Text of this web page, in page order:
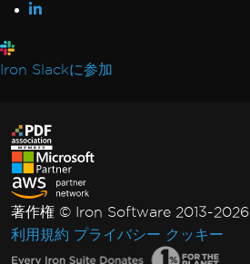
Iron Slackに参加
著作権 © Iron Software 2013-2026
利用規約 プライバシー クッキー